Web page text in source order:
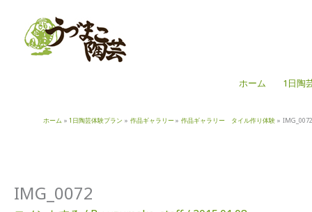
ホーム 1日陶
ホーム 1日陶芸体験プラン 作品ギャラリー 作品ギャラリー タイル作り体験 IMG_0072
IMG_0072